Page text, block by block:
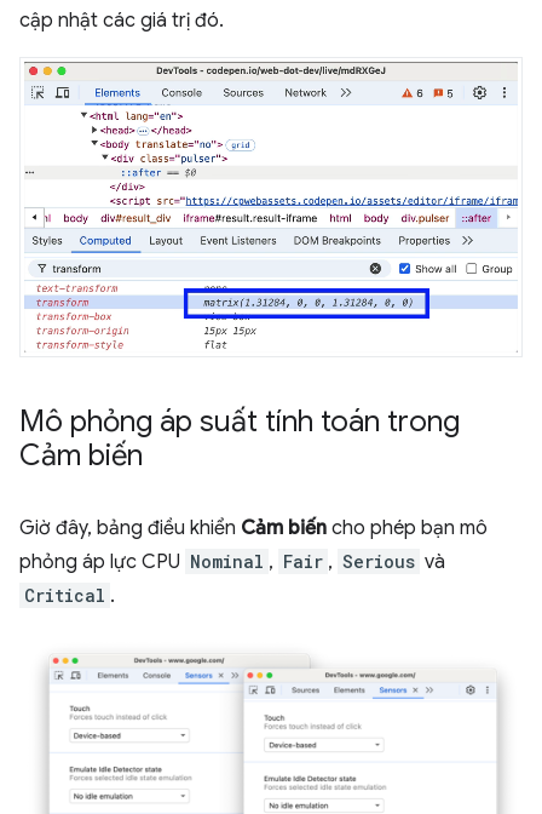
cập nhật các giá trị đó.
Mô phỏng áp suất tính toán trong
Cảm biến
Giờ đây, bảng điều khiển Cảm biến cho phép bạn mô
phỏng áp lực CPU Nominal , Fair , Serious và
Critical .